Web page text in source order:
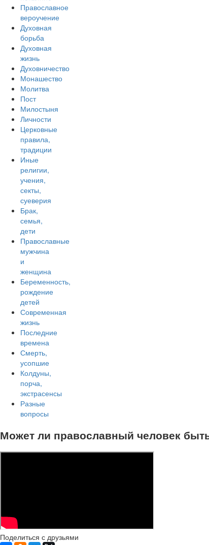
Православное
вероучение
Духовная
борьба
Духовная
жизнь
Духовничество
Монашество
Молитва
Пост
Милостыня
Личности
Церковные
правила,
традиции
Иные
религии,
учения,
секты,
суеверия
Брак,
семья,
дети
Православные
мужчина
и
женщина
Беременность,
рождение
детей
Современная
жизнь
Последние
времена
Смерть,
усопшие
Колдуны,
порча,
экстрасенсы
Разные
вопросы
Может ли православный человек
Поделиться с друзьями